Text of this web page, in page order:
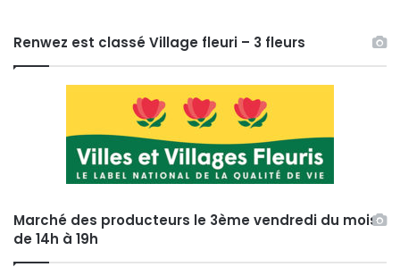
Renwez est classé Village fleuri – 3 fleurs
Marché des producteurs le 3ème vendredi du mois
de 14h à 19h